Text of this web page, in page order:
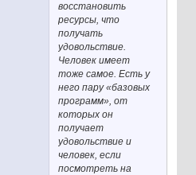
восстановить
ресурсы, что
получать
удовольствие.
Человек имеет
тоже самое. Есть у
него пару «базовых
программ», от
которых он
получает
удовольствие и
человек, если
посмотреть на